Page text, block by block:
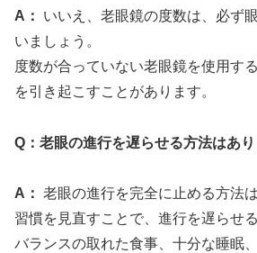
A：
いいえ、老眼鏡の度数は、必ず
いましょう。
度数が合っていない老眼鏡を使用す
を引き起こすことがあります。
Q：老眼の進行を遅らせる方法はあり
A： 老眼の進行を完全に止める方法
習慣を見直すことで、進行を遅らせ
バランスの取れた食事、十分な睡眠